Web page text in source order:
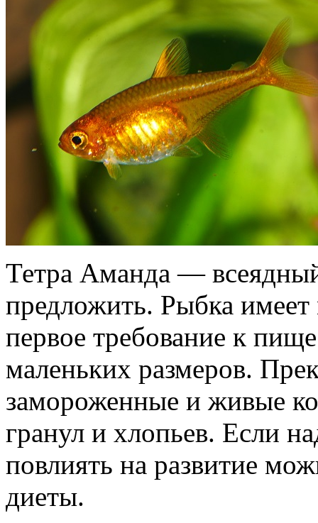
Тетра Аманда —
предложить. Рыбка
первое требование к
маленьких размеров.
замороженные и живые
гранул и хлопьев. Если
повлиять на развитие
диеты.